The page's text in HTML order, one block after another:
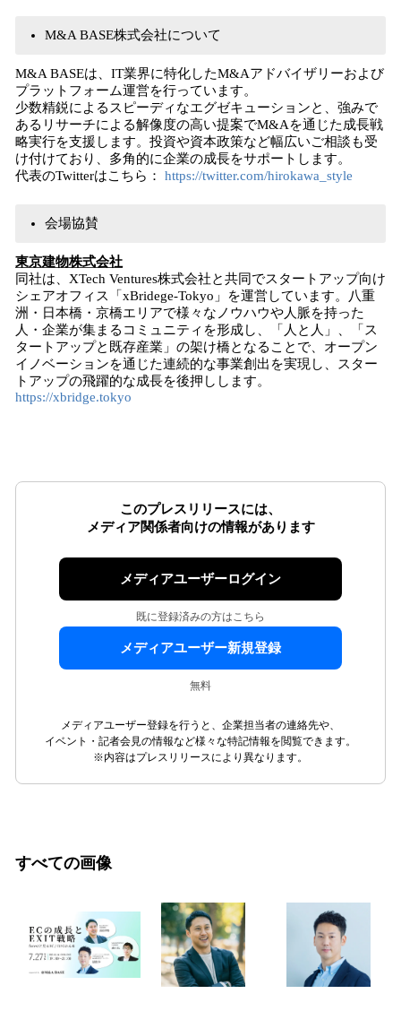
M&A BASE株式会社について
M&A BASEは、IT業界に特化したM&Aアドバイザリーおよび
プラットフォーム運営を行っています。
少数精鋭によるスピーディなエグゼキューションと、強みで
あるリサーチによる解像度の高い提案でM&Aを通じた成長戦
略実行を支援します。投資や資本政策など幅広いご相談も受
け付けており、多角的に企業の成長をサポートします。
代表のTwitterはこちら： https://twitter.com/hirokawa_style
会場協賛
東京建物株式会社
同社は、XTech Ventures株式会社と共同でスタートアップ向け
シェアオフィス「xBridege-Tokyo」を運営しています。八重
洲・日本橋・京橋エリアで様々なノウハウや人脈を持った
人・企業が集まるコミュニティを形成し、「人と人」、「ス
タートアップと既存産業」の架け橋となることで、オープン
イノベーションを通じた連続的な事業創出を実現し、スター
トアップの飛躍的な成長を後押しします。
https://xbridge.tokyo
このプレスリリースには、
メディア関係者向けの情報があります
メディアユーザーログイン
既に登録済みの方はこちら
メディアユーザー新規登録
無料
メディアユーザー登録を行うと、企業担当者の連絡先や、
イベント・記者会見の情報など様々な特記情報を閲覧できます。
※内容はプレスリリースにより異なります。
すべての画像